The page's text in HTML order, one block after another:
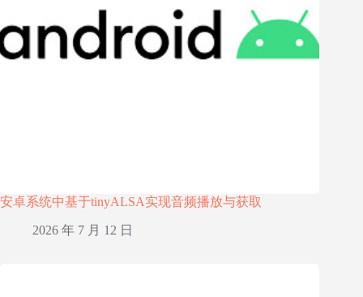
安卓系统中基于tinyALSA实现音频播放与获取
2026 年 7 月 12 日